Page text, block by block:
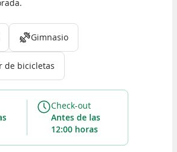
Gimnasio
de bicicletas
Check-out
antes de las
12:00 horas